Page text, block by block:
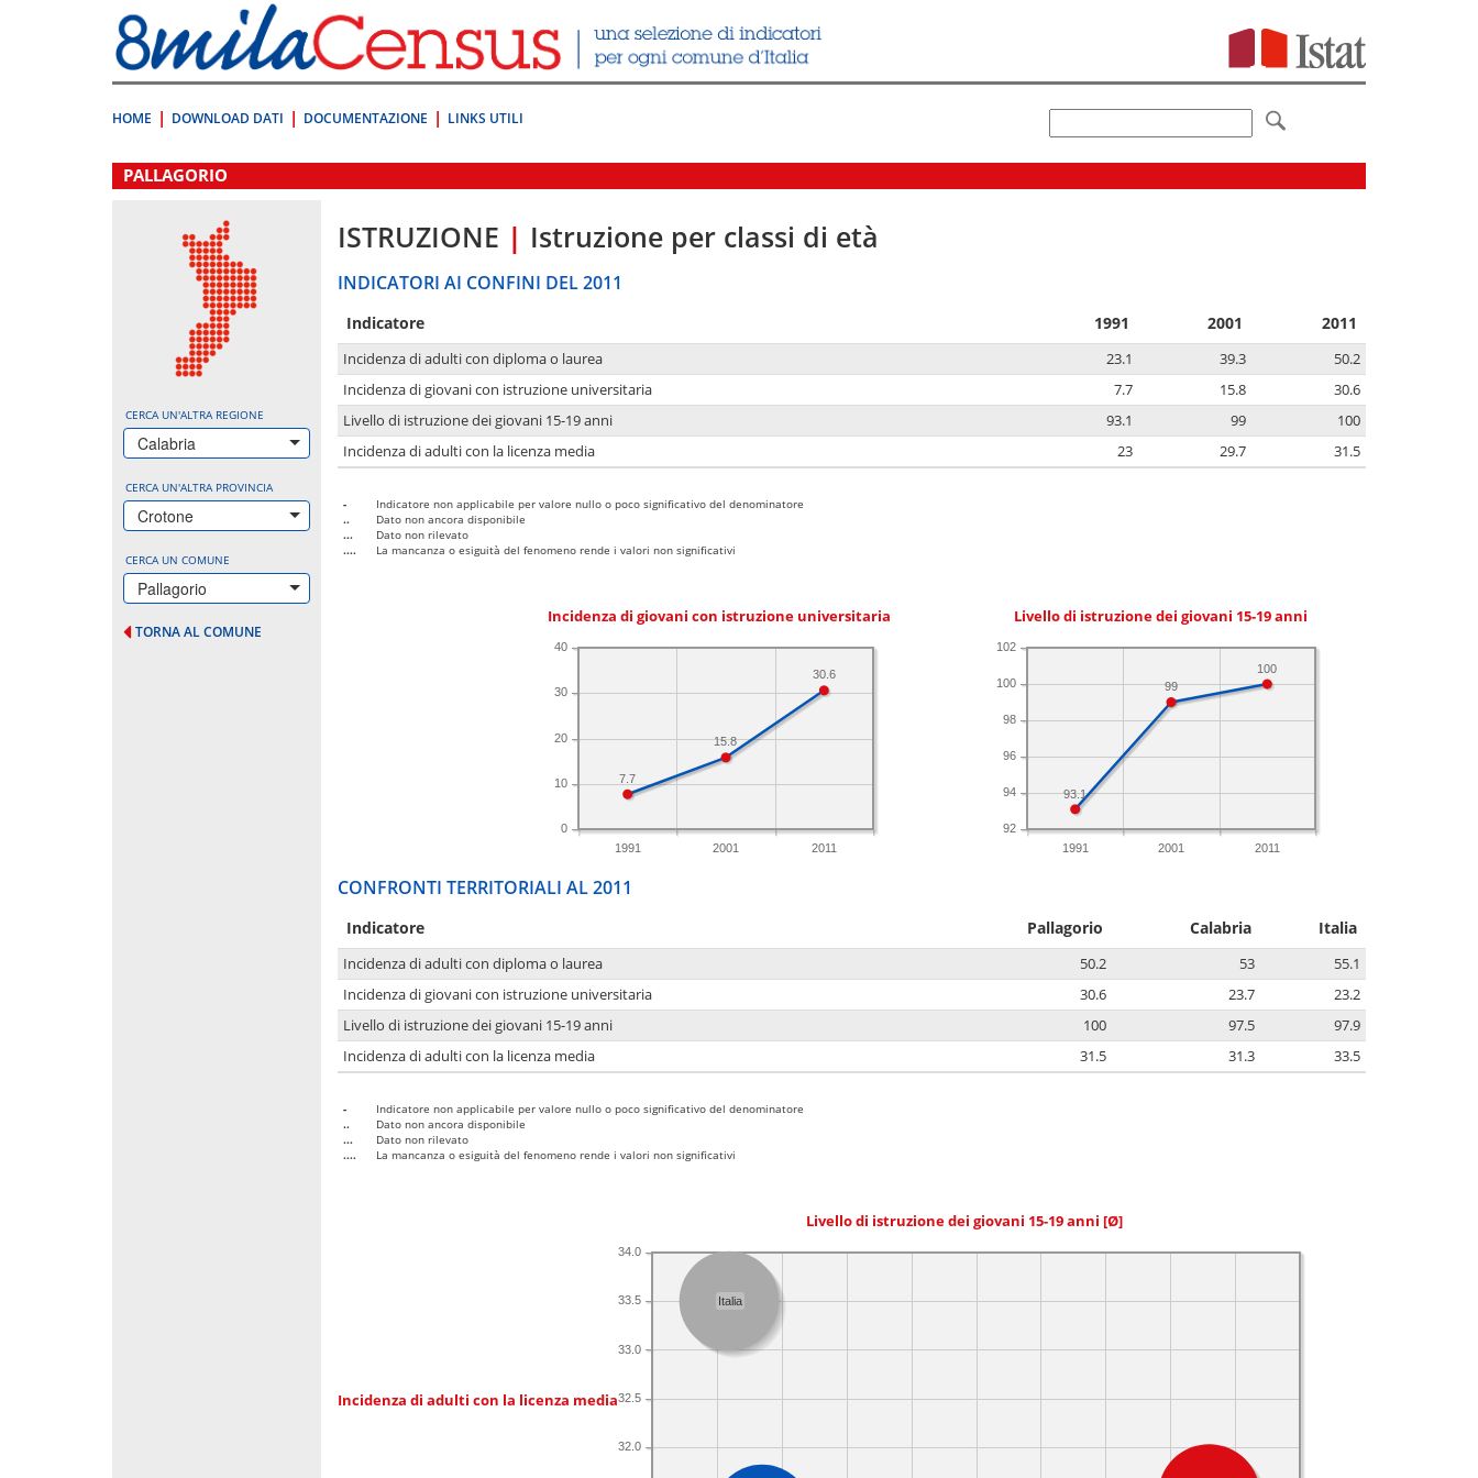
direttamente
a:
Contenuto
HOME DOWNLOAD DATI DOCUMENTAZIONE LINKS UTILI
.
PALLAGORIO
CERCA UN'ALTRA REGIONE
Calabria
CERCA UN'ALTRA PROVINCIA
Crotone
CERCA UN COMUNE
Pallagorio
TORNA AL COMUNE
ISTRUZIONE | Istruzione per classi di età
INDICATORI AI CONFINI DEL 2011
Indicatore 1991 2001 2011
Incidenza di adulti con diploma o laurea 23.1 39.3
50.2
Incidenza di giovani con istruzione universitaria
7.7 15.8
30.6
Livello di istruzione dei giovani 15-19 anni
93.1 99
100
Incidenza di adulti con la licenza media
23 29.7 31.5
-
Indicatore non applicabile per valore nullo o poco significativo del denominatore
..
Dato non ancora disponibile
...
Dato non rilevato
....
La mancanza o esiguità del fenomeno rende i valori non significativi
Incidenza di giovani con istruzione universitaria
1991 2001 2011
0
10
20
30
40
30.6
15.8
7.7
Livello di istruzione dei giovani 15-19 anni
1991 2001 2011
92
94
96
98
100
102
100
99
93.1
CONFRONTI TERRITORIALI AL 2011
Indicatore Pallagorio Calabria Italia
Incidenza di adulti con diploma o laurea 50.2 53
55.1
Incidenza di giovani con istruzione universitaria
30.6 23.7
23.2
Livello di istruzione dei giovani 15-19 anni
100 97.5
97.9
Incidenza di adulti con la licenza media
31.5 31.3 33.5
-
Indicatore non applicabile per valore nullo o poco significativo del denominatore
..
Dato non ancora disponibile
...
Dato non rilevato
....
La mancanza o esiguità del fenomeno rende i valori non significativi
Livello di istruzione dei giovani 15-19 anni [Ø]
Incidenza di adulti con la licenza media
32.0
32.5
33.0
33.5
34.0
Italia